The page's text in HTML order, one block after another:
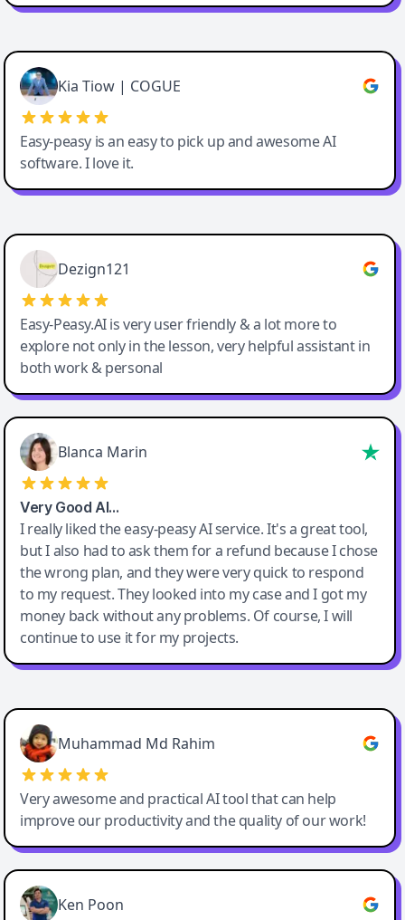
Cody Crabb
Great service, Best AI tool
Kia Tiow | COGUE
Easy-peasy is an easy to pick up and awesome AI
software. I love it.
Easy-Peasy AI
Dezign121
Easy-Peasy.AI is very user friendly & a lot more to
explore not only in the lesson, very helpful assistant in
both work & personal
Blanca Marin
Very Good AI…
I really liked the easy-peasy AI service. It's a great tool,
but I also had to ask them for a refund because I chose
the wrong plan, and they were very quick to respond
to my request. They looked into my case and I got my
money back without any problems. Of course, I will
continue to use it for my projects.
Easy-Peasy AI
Muhammad Md Rahim
Very awesome and practical AI tool that can help
improve our productivity and the quality of our work!
Ken Poon